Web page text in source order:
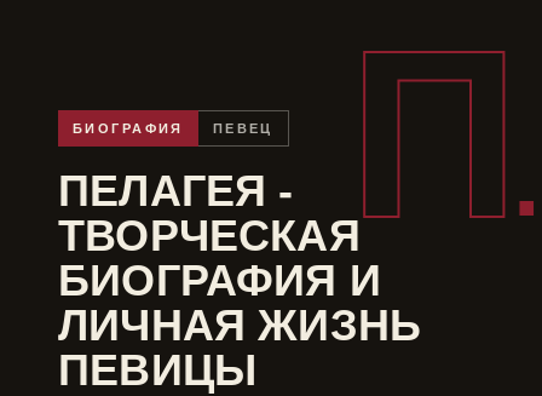
П
БИОГРАФИЯ ПЕВЕЦ
ПЕЛАГЕЯ -
ТВОРЧЕСКАЯ
БИОГРАФИЯ И
ЛИЧНАЯ ЖИЗНЬ
ПЕВИЦЫ